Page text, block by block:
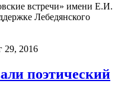
встречи» имени Е.И.
Лебедянского
29, 2016
поэтический